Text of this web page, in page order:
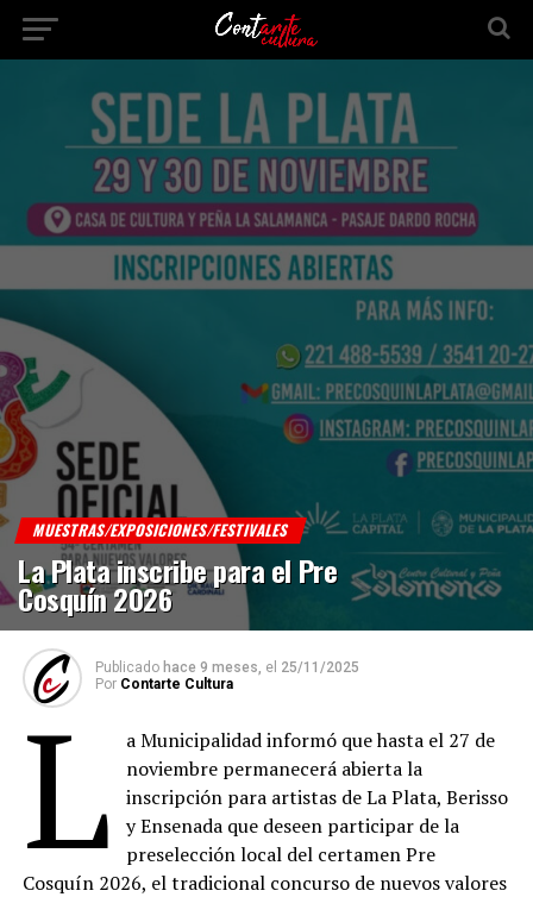
MUESTRAS/EXPOSICIONES/FESTIVALES
La Plata inscribe para el Pre
Cosquín 2026
Publicado hace 9 meses, el 25/11/2025
Por Contarte Cultura
L
a Municipalidad informó que hasta el 27 de
noviembre permanecerá abierta la
inscripción para artistas de La Plata, Berisso
y Ensenada que deseen participar de la
preselección local del certamen Pre
Cosquín 2026, el tradicional concurso de nuevos valores